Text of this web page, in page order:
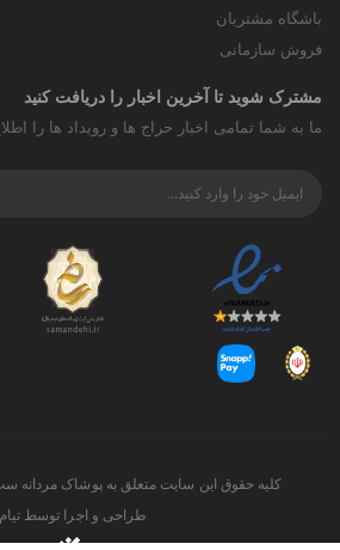
باشگاه مشتریان
فروش سازمانی
مشترک شوید تا آخرین اخبار را دریافت کنید
ما به شما تمامی اخبار حراج ها و رویداد ها را
کلیه حقوق این سایت متعلق به پوشاک مردانه ست
طراحی و اجرا توسط تیام